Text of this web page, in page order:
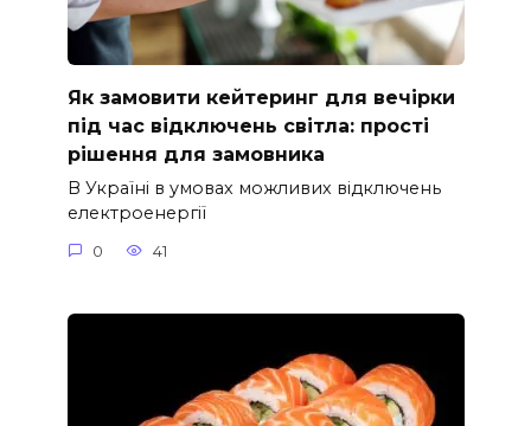
Як замовити кейтеринг для вечірки
під час відключень світла: прості
рішення для замовника
В Україні в умовах можливих відключень
електроенергії
0 41